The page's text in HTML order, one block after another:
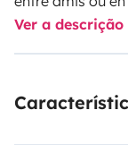
déjà parcouru
lors de votre
Ver a descrição